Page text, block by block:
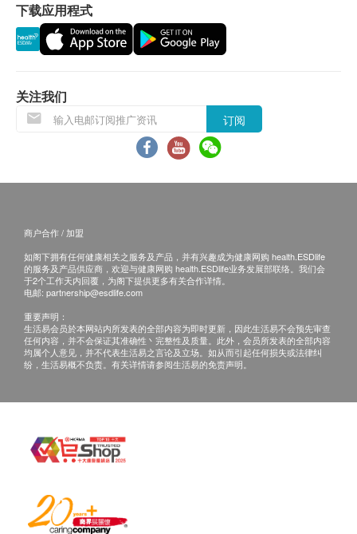
Smartech - “Easy Cook”智能迷你多功能电饭煲(原价$828)
Smartech - “Multi Cook” 智能高速煲 (原价$828)
间接胆红素
总蛋白质
白蛋白及球蛋白比率
总胆红素
直接胆红素
肾功能
尿素
肌酸酐
肾小球滤过率(估算)
甲状腺
血液检查
嗜酸性粒细胞
红细胞平均血红素
HK$1,080.0
德国麻疹IgG抗体
地中海贫血检查
CBP 全血细胞计数、网织红细胞计数、铁、铁蛋白、血红素成
盆腔超声波
HK$1,050.0
HK$2,550.0
D-二聚体
HK$1,800.0
自取报告时间(需预约)：
星期一至五：09: 00a.m - 18: 00p.m
快递服务：
本地、澳门、国内或海外运费客人到付自理
客户若体检后3个月内不提取报告，所有报告一律
作销毁处理及不会存底，客户如需额外索取报告复
印本(体检后3个月内)，将收取$200行政费。注
意：复印本报告未必完整。
邮寄报告客人需自行承担遗失风险。
所有身体检查并非作为医务诊断或治疗用途。
所有健康检查/服务并非作为医务诊断或治疗用
咨询有认可资格的医生，作出诊断及治疗。
本服务/产品由商户提供。生活易【健康网购
有关此服务/产品的错漏或延误，或因使用此服务/
产品而引致的损失、损害、受伤或法律诉讼，健康
下载应用程式
关注我们
订阅
商户合作 / 加盟
如阁下拥有任何健康相关之服务及产品，并有兴趣成为健康网购 health.ESDlife
的服务及产品供应商，欢迎与健康网购 health.ESDlife业务发展部联络。我们会
于2个工作天内回覆，为阁下提供更多有关合作详情。
电邮: partnership@esdlife.com
重要声明：
生活易会员於本网站内所发表的全部内容为即时更新，因此生活易不会预先审查
任何内容，并不会保证其准确性丶完整性及质量。此外，会员所发表的全部内容
均属个人意见，并不代表生活易之言论及立场。如从而引起任何损失或法律纠
纷，生活易概不负责。有关详情请参阅生活易的免责声明。